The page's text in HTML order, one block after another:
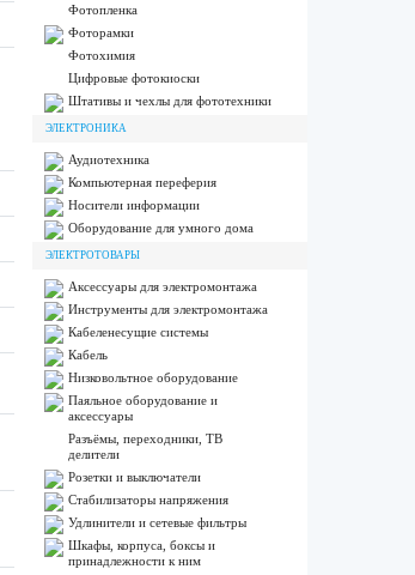
Фотопленка
Фоторамки
Фотохимия
Цифровые фотокиоски
Штативы и чехлы для фототехники
ЭЛЕКТРОНИКА
Аудиотехника
Компьютерная переферия
Носители информации
Оборудование для умного дома
ЭЛЕКТРОТОВАРЫ
Аксессуары для электромонтажа
Инструменты для электромонтажа
Кабеленесущие системы
Кабель
Низковольтное оборудование
Паяльное оборудование и
аксессуары
Разъёмы, переходники, ТВ
делители
Розетки и выключатели
Стабилизаторы напряжения
Удлинители и сетевые фильтры
Шкафы, корпуса, боксы и
принадлежности к ним